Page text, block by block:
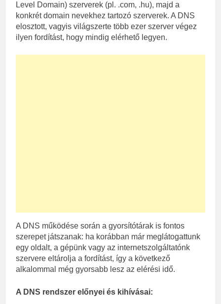
Level Domain) szerverek (pl. .com, .hu), majd a
konkrét domain nevekhez tartozó szerverek. A DNS
elosztott, vagyis világszerte több ezer szerver végez
ilyen fordítást, hogy mindig elérhető legyen.
A DNS működése során a gyorsítótárak is fontos
szerepet játszanak: ha korábban már meglátogattunk
egy oldalt, a gépünk vagy az internetszolgáltatónk
szervere eltárolja a fordítást, így a következő
alkalommal még gyorsabb lesz az elérési idő.
A DNS rendszer előnyei és kihívásai: